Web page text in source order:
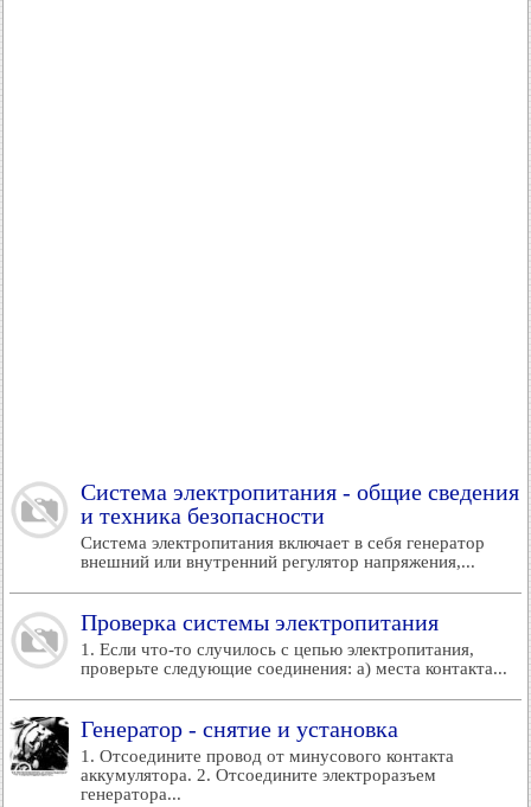
Система электропитания - общие сведения
и техника безопасности
Система электропитания включает в себя генератор
внешний или внутренний регулятор напряжения,...
Проверка системы электропитания
1. Если что-то случилось с цепью электропитания,
проверьте следующие соединения: а) места контакта...
Генератор - снятие и установка
1. Отсоедините провод от минусового контакта
аккумулятора. 2. Отсоедините электроразъем
генератора...